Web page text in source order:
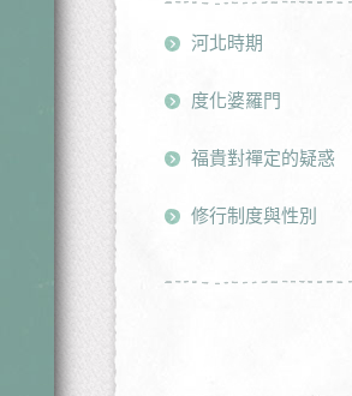
河北時期
度化婆羅門
福貴對禪定的疑惑
修行制度與性別